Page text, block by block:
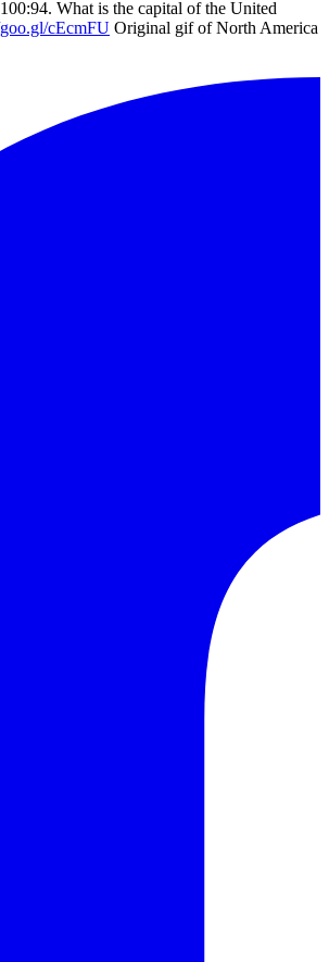
What is the capital of the United
cEcmFU Original gif of North America